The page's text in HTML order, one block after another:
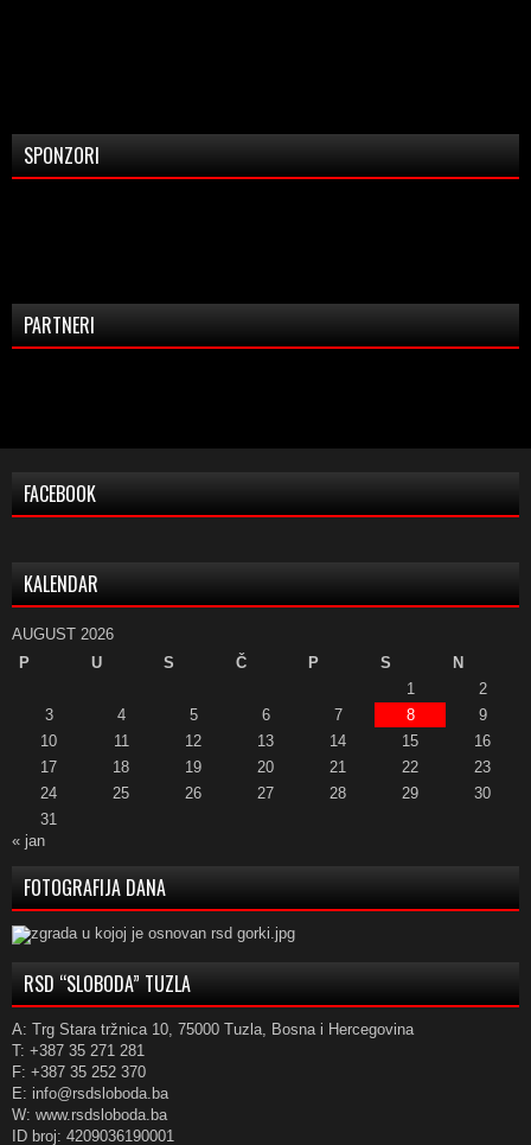
SPONZORI
PARTNERI
FACEBOOK
KALENDAR
AUGUST 2026
P
U S Č P S
N
1
2
3
4 5 6 7 8
9
10
11 12 13 14 15
16
17
18 19 20 21 22
23
24
25 26 27 28 29
30
31
« jan
FOTOGRAFIJA DANA
RSD “SLOBODA” TUZLA
A: Trg Stara tržnica 10, 75000 Tuzla, Bosna i Hercegovina
T: +387 35 271 281
F: +387 35 252 370
E: info@rsdsloboda.ba
W: www.rsdsloboda.ba
ID broj: 4209036190001